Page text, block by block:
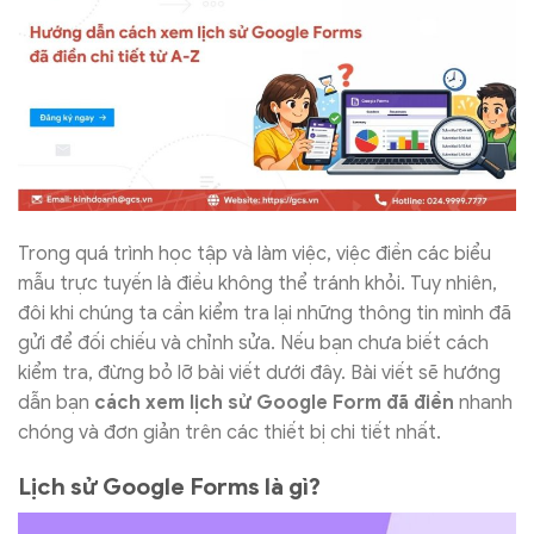
Trong quá trình học tập và làm việc, việc điền các biểu
mẫu trực tuyến là điều không thể tránh khỏi. Tuy nhiên,
đôi khi chúng ta cần kiểm tra lại những thông tin mình đã
gửi để đối chiếu và chỉnh sửa. Nếu bạn chưa biết cách
kiểm tra, đừng bỏ lỡ bài viết dưới đây. Bài viết sẽ hướng
dẫn bạn cách xem lịch sử Google Form đã điền nhanh
chóng và đơn giản trên các thiết bị chi tiết nhất.
Lịch sử Google Forms là gì?